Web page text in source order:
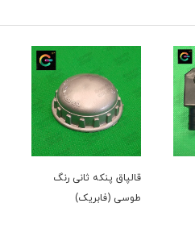
قالپاق پنکه ثانی رنگ
طوسی (فابریک)